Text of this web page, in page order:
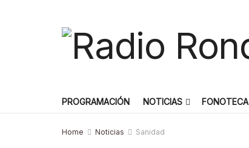
PROGRAMACIÓN NOTICIAS FONOTECA
Home Noticias Sanidad